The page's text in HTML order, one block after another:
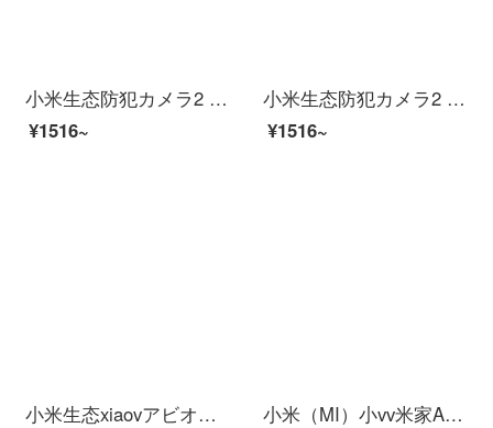
小米生态防犯カメラ2 Kスーパーマーケットサポート米家APP人型探测赤外线夜間视用ビディオカーンテェイン
¥1516~
小米生态防犯カメラ2 Kスーパーマーケットサポート米家APP人型探测赤外线夜間视用ビディオカーンテェイン
¥1516~
小米生态xiaovアビオカメオ连动防水防尘パノラマ视角赤外線夜間テレビ1080 PHD広角防犯カメオビPro+64 Gメモカド
小米（MI）小vv米家APPビディオカーメンテリングアロン360°云台スピンビオラ家庭用赤外線夜間テレビワイヤレスタネト电撃防止犯カメラ2 K外置电断継続版】米家xiaovア雲台+64 Gカード